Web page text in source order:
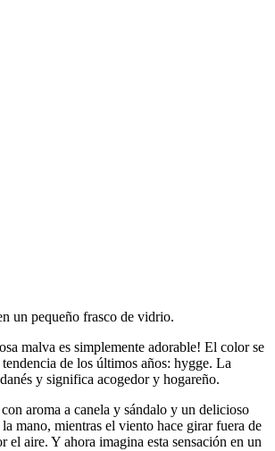
un pequeño frasco de vidrio.
malva es simplemente adorable! El color se
de los últimos años: hygge. La
y significa acogedor y hogareño.
aroma a canela y sándalo y un delicioso
mano, mientras el viento hace girar fuera de
el aire. Y ahora imagina esta sensación en un